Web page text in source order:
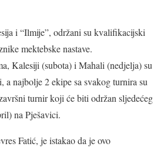
i “Ilmije”, održani su kvalifikacijski
mektebske nastave.
Kalesiji (subota) i Mahali (nedjelja) su
a najbolje 2 ekipe sa svakog turnira su
turnir koji će biti održan sljedećeg
na Pješavici.
Fatić, je istakao da je ovo